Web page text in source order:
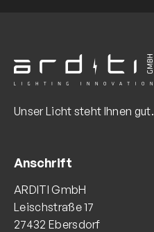
Unser Licht steht Ihnen gut.
Anschrift
ARDITI GmbH
Leischstraße 17
27432 Ebersdorf